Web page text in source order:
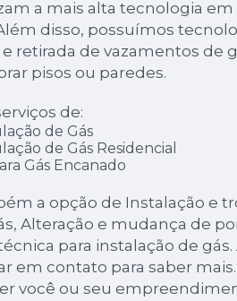
a mais alta tecnologia em
disso, possuímos
retirada de vazamentos de
pisos ou paredes.
de:
de Gás
de Gás Residencial
Gás Encanado
a opção de Instalação e
Alteração e mudança de
para instalação de gás.
em contato para saber
você ou seu